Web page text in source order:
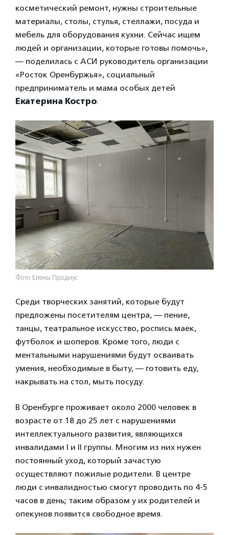
косметический ремонт, нужны строительные
материалы, столы, стулья, стеллажи, посуда и
мебель для оборудования кухни. Сейчас ищем
людей и организации, которые готовы помочь»,
— поделилась с АСИ руководитель организации
«Росток Оренбуржья», социальный
предприниматель и мама особых детей
Екатерина Костро.
Фото Елены Продиус
Среди творческих занятий, которые будут
предложены посетителям центра, — пение,
танцы, театральное искусство, роспись маек,
футболок и шоперов. Кроме того, люди с
ментальными нарушениями будут осваивать
умения, необходимые в быту, — готовить еду,
накрывать на стол, мыть посуду.
В Оренбурге проживает около 2000 человек в
возрасте от 18 до 25 лет с нарушениями
интеллектуального развития, являющихся
инвалидами I и II группы. Многим из них нужен
постоянный уход, который зачастую
осуществляют пожилые родители. В центре
люди с инвалидностью смогут проводить по 4-5
часов в день; таким образом у их родителей и
опекунов появится свободное время.